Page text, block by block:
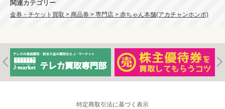
関連カテゴリー
金券・チケット買取 > 商品券 > 専門店 > 赤ちゃん本舗(アカチャンホンポ)
特定商取引法に基づく表示